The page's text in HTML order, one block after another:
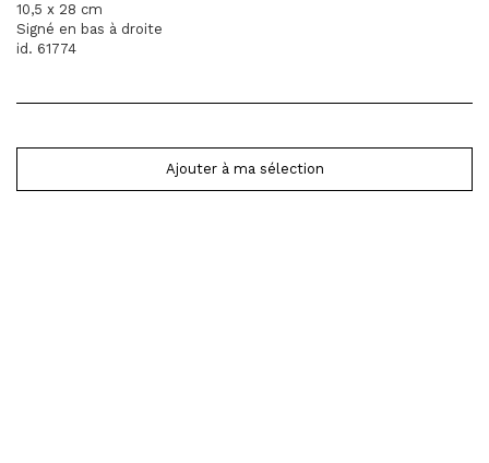
10,5 x 28 cm
Signé en bas à droite
id. 61774
Ajouter à ma sélection